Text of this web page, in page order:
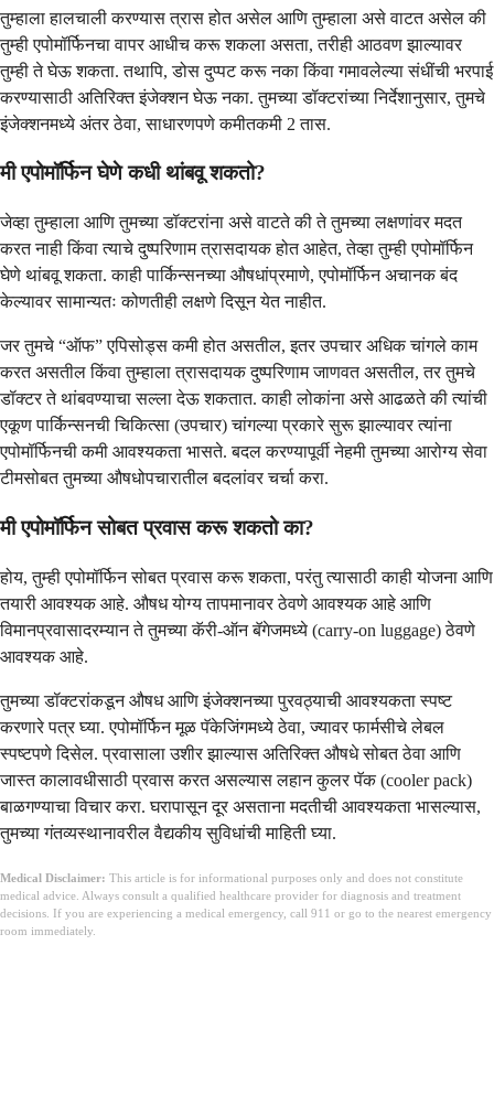
तुम्हाला हालचाली करण्यास त्रास होत असेल आणि तुम्हाला असे वाटत असेल की
तुम्ही एपोमॉर्फिनचा वापर आधीच करू शकला असता, तरीही आठवण झाल्यावर
तुम्ही ते घेऊ शकता. तथापि, डोस दुप्पट करू नका किंवा गमावलेल्या संधींची भरपाई
करण्यासाठी अतिरिक्त इंजेक्शन घेऊ नका. तुमच्या डॉक्टरांच्या निर्देशानुसार, तुमचे
इंजेक्शनमध्ये अंतर ठेवा, साधारणपणे कमीतकमी 2 तास.
मी एपोमॉर्फिन घेणे कधी थांबवू शकतो?
जेव्हा तुम्हाला आणि तुमच्या डॉक्टरांना असे वाटते की ते तुमच्या लक्षणांवर मदत
करत नाही किंवा त्याचे दुष्परिणाम त्रासदायक होत आहेत, तेव्हा तुम्ही एपोमॉर्फिन
घेणे थांबवू शकता. काही पार्किन्सनच्या औषधांप्रमाणे, एपोमॉर्फिन अचानक बंद
केल्यावर सामान्यतः कोणतीही लक्षणे दिसून येत नाहीत.
जर तुमचे “ऑफ” एपिसोड्स कमी होत असतील, इतर उपचार अधिक चांगले काम
करत असतील किंवा तुम्हाला त्रासदायक दुष्परिणाम जाणवत असतील, तर तुमचे
डॉक्टर ते थांबवण्याचा सल्ला देऊ शकतात. काही लोकांना असे आढळते की त्यांची
एकूण पार्किन्सनची चिकित्सा (उपचार) चांगल्या प्रकारे सुरू झाल्यावर त्यांना
एपोमॉर्फिनची कमी आवश्यकता भासते. बदल करण्यापूर्वी नेहमी तुमच्या आरोग्य सेवा
टीमसोबत तुमच्या औषधोपचारातील बदलांवर चर्चा करा.
मी एपोमॉर्फिन सोबत प्रवास करू शकतो का?
होय, तुम्ही एपोमॉर्फिन सोबत प्रवास करू शकता, परंतु त्यासाठी काही योजना आणि
तयारी आवश्यक आहे. औषध योग्य तापमानावर ठेवणे आवश्यक आहे आणि
विमानप्रवासादरम्यान ते तुमच्या कॅरी-ऑन बॅगेजमध्ये (carry-on luggage) ठेवणे
आवश्यक आहे.
तुमच्या डॉक्टरांकडून औषध आणि इंजेक्शनच्या पुरवठ्याची आवश्यकता स्पष्ट
करणारे पत्र घ्या. एपोमॉर्फिन मूळ पॅकेजिंगमध्ये ठेवा, ज्यावर फार्मसीचे लेबल
स्पष्टपणे दिसेल. प्रवासाला उशीर झाल्यास अतिरिक्त औषधे सोबत ठेवा आणि
जास्त कालावधीसाठी प्रवास करत असल्यास लहान कुलर पॅक (cooler pack)
बाळगण्याचा विचार करा. घरापासून दूर असताना मदतीची आवश्यकता भासल्यास,
तुमच्या गंतव्यस्थानावरील वैद्यकीय सुविधांची माहिती घ्या.
Medical Disclaimer: This article is for informational purposes only and does not constitute
medical advice. Always consult a qualified healthcare provider for diagnosis and treatment
decisions. If you are experiencing a medical emergency, call 911 or go to the nearest emergency
room immediately.